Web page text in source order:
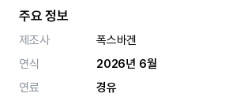
주요 정보
제조사
폭스바겐
연식
2026년 6월
연료
경유